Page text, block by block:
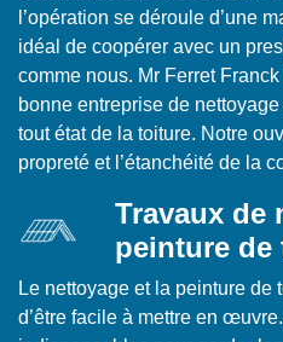
l’opération se déroule d’une
idéal de coopérer avec un
comme nous. Mr Ferret
bonne entreprise de
tout état de la toiture. Notre
propreté et l’étanchéité de la
Travaux de
peinture de
Le nettoyage et la peinture de
d’être facile à mettre en